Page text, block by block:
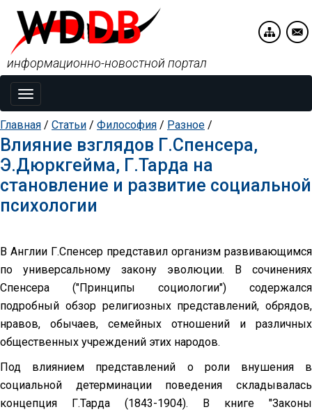
Toggle
navigation
информационно-новостной портал
Главная / Статьи / Философия / Разное /
Влияние взглядов Г.Спенсера,
Э.Дюркгейма, Г.Тарда на
становление и развитие социальной
психологии
В Англии Г.Спенсер представил организм развивающимся
по универсальному закону эволюции. В сочинениях
Спенсера ("Принципы социологии") содержался
подробный обзор религиозных представлений, обрядов,
нравов, обычаев, семейных отношений и различных
общественных учреждений этих народов.
Под влиянием представлений о роли внушения в
социальной детерминации поведения складывалась
концепция Г.Тарда (1843-1904). В книге "Законы